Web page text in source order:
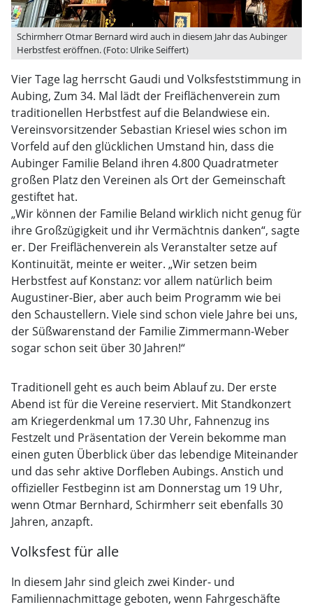
Schirmherr Otmar Bernard wird auch in diesem Jahr das Aubinger
Herbstfest eröffnen. (Foto: Ulrike Seiffert)
Vier Tage lag herrscht Gaudi und Volksfeststimmung in
Aubing, Zum 34. Mal lädt der Freiflächenverein zum
traditionellen Herbstfest auf die Belandwiese ein.
Vereinsvorsitzender Sebastian Kriesel wies schon im
Vorfeld auf den glücklichen Umstand hin, dass die
Aubinger Familie Beland ihren 4.800 Quadratmeter
großen Platz den Vereinen als Ort der Gemeinschaft
gestiftet hat.
„Wir können der Familie Beland wirklich nicht genug für
ihre Großzügigkeit und ihr Vermächtnis danken“, sagte
er. Der Freiflächenverein als Veranstalter setze auf
Kontinuität, meinte er weiter. „Wir setzen beim
Herbstfest auf Konstanz: vor allem natürlich beim
Augustiner-Bier, aber auch beim Programm wie bei
den Schaustellern. Viele sind schon viele Jahre bei uns,
der Süßwarenstand der Familie Zimmermann-Weber
sogar schon seit über 30 Jahren!“
Traditionell geht es auch beim Ablauf zu. Der erste
Abend ist für die Vereine reserviert. Mit Standkonzert
am Kriegerdenkmal um 17.30 Uhr, Fahnenzug ins
Festzelt und Präsentation der Verein bekomme man
einen guten Überblick über das lebendige Miteinander
und das sehr aktive Dorfleben Aubings. Anstich und
offizieller Festbeginn ist am Donnerstag um 19 Uhr,
wenn Otmar Bernhard, Schirmherr seit ebenfalls 30
Jahren, anzapft.
Volksfest für alle
In diesem Jahr sind gleich zwei Kinder- und
Familiennachmittage geboten, wenn Fahrgeschäfte